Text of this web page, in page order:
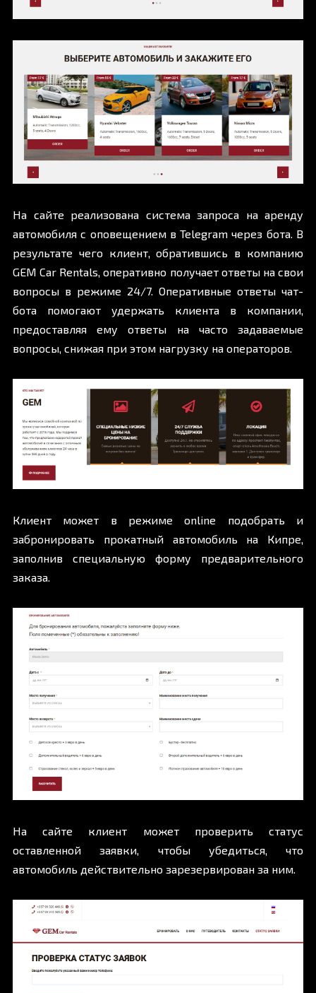
На сайте реализована система запроса на аренду
автомобиля с оповещением в Telegram через бота. В
результате чего клиент, обратившись в компанию
GEM Car Rentals, оперативно получает ответы на свои
вопросы в режиме 24/7. Оперативные ответы чат-
бота помогают удержать клиента в компании,
предоставляя ему ответы на часто задаваемые
вопросы, снижая при этом нагрузку на операторов.
Клиент может в режиме online подобрать и
забронировать прокатный автомобиль на Кипре,
заполнив специальную форму предварительного
заказа.
На сайте клиент может проверить статус
оставленной заявки , чтобы убедиться, что
автомобиль действительно зарезервирован за ним.